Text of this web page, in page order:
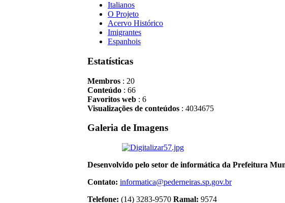
Italianos
O Projeto
Acervo Histórico
Imigrantes
Espanhois
Estatísticas
Membros : 20
Conteúdo : 66
Favoritos web : 6
Visualizações de conteúdos : 4034675
Galeria de Imagens
Desenvolvido pelo setor de informática da Prefeitura
Contato: informatica@pederneiras.sp.gov.br
Telefone: (14) 3283-9570 Ramal: 9574